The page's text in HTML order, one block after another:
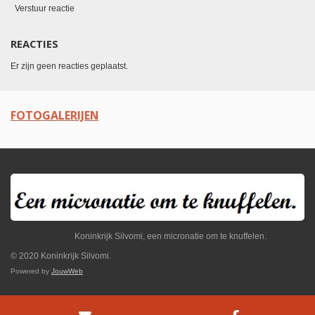
Verstuur reactie
REACTIES
Er zijn geen reacties geplaatst.
FOTOGALERIJEN
Koninkrijk Silvomi, een micronatie om te knuffelen.
© 2020 Koninkrijk Silvomi.
Powered by JouwWeb